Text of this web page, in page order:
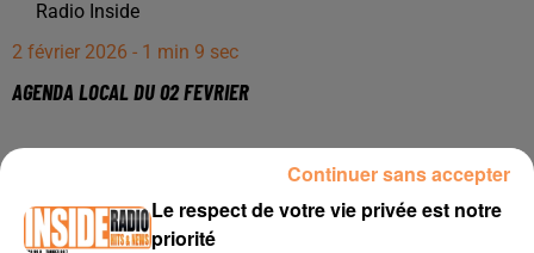
Radio Inside
2 février 2026 - 1 min 9 sec
AGENDA LOCAL DU 02 FEVRIER
00:11 LESCAR / Le Quartier des métiers 5ème édition jeudi
17h
Le respect de votre vie privée est notre
priorité
Continuer sans accepter